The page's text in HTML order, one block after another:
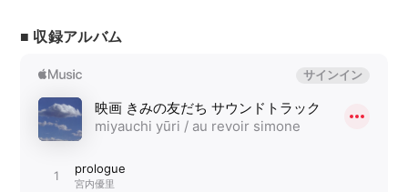
■ 収録アルバム